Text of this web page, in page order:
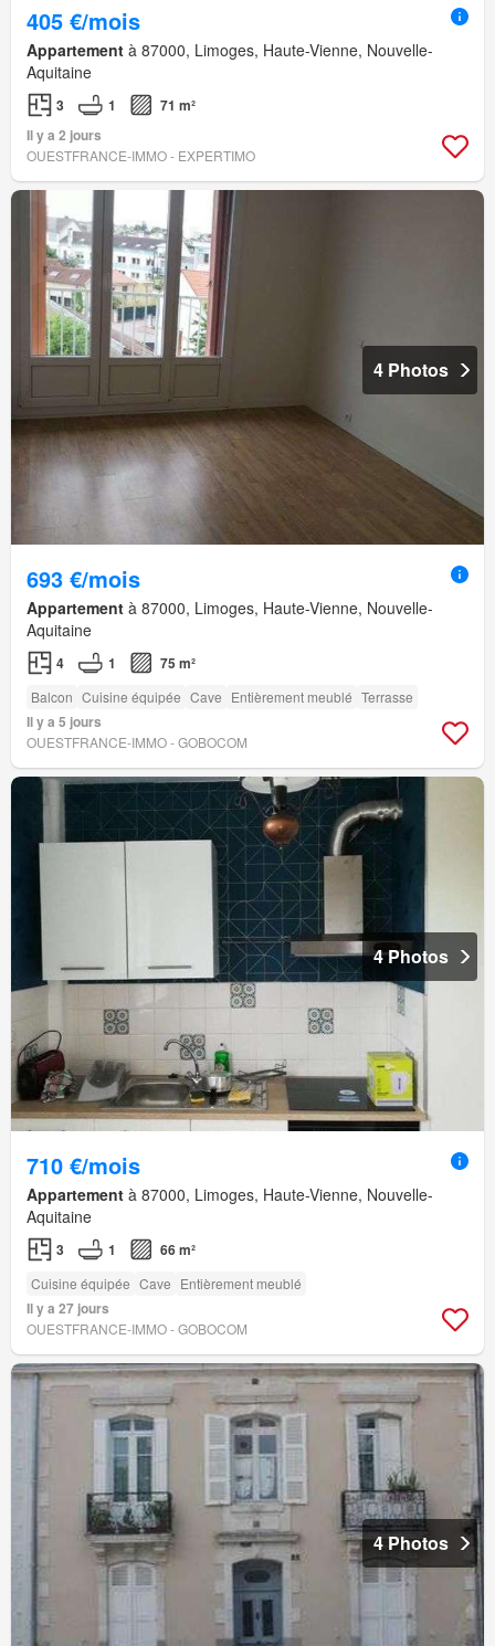
405 €/mois
Appartement à 87000, Limoges, Haute-Vienne, Nouvelle-
Aquitaine
3 1
71 m²
Il y a 2 jours
OUESTFRANCE-IMMO - EXPERTIMO
4 Photos
693 €/mois
Appartement à 87000, Limoges, Haute-Vienne, Nouvelle-
Aquitaine
4 1 75 m²
Balcon Cuisine équipée Cave Entièrement meublé Terrasse
Il y a 5 jours
OUESTFRANCE-IMMO - GOBOCOM
4 Photos
710 €/mois
Appartement à 87000, Limoges, Haute-Vienne, Nouvelle-
Aquitaine
3 1 66 m²
Cuisine équipée Cave Entièrement meublé
Il y a 27 jours
OUESTFRANCE-IMMO - GOBOCOM
4 Photos